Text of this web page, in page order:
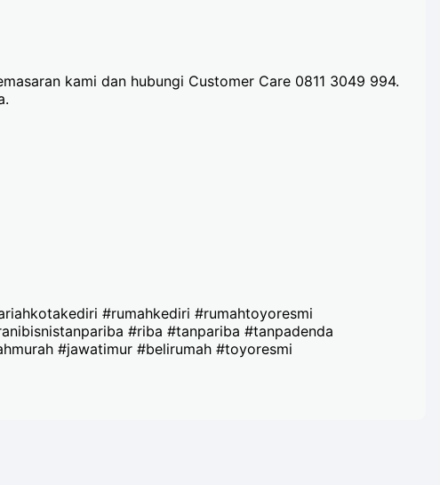
kami dan hubungi Customer Care 0811 3049 994.
#rumahkediri #rumahtoyoresmi
#riba #tanpariba #tanpadenda
#jawatimur #belirumah #toyoresmi